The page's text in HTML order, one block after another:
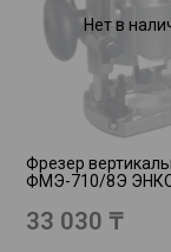
Нет в
Фрезер
ФМЭ-710/8Э
33 030 ₸